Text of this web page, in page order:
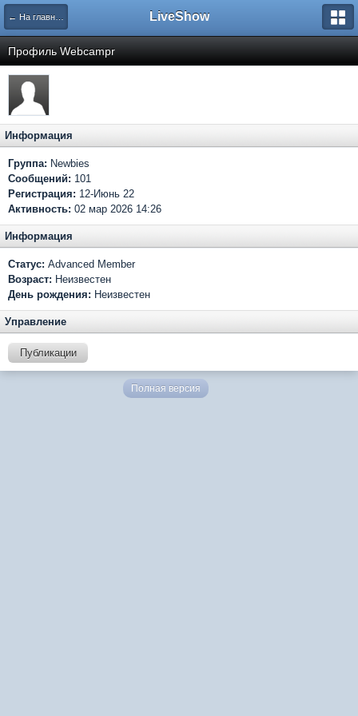
← На главную LiveShow
Профиль Webcampr
Информация
Группа: Newbies
Сообщений: 101
Регистрация: 12-Июнь 22
Активность: 02 мар 2026 14:26
Информация
Статус: Advanced Member
Возраст: Неизвестен
День рождения: Неизвестен
Управление
Публикации
Полная версия